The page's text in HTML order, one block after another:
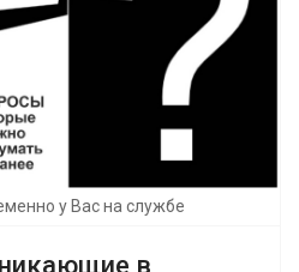
у Вас на службе
в